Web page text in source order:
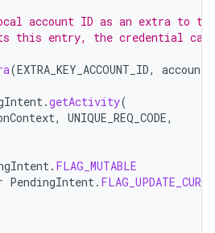
account ID as an extra to
this entry, the credential can
(EXTRA_KEY_ACCOUNT_ID,
.getActivity(
, UNIQUE_REQ_CODE,
. FLAG_MUTABLE
PendingIntent.